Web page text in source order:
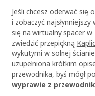
Jeśli chcesz oderwać się
i zobaczyć
się na wirtualny spacer w
zwiedzić przepiękną
wykutymi w solnej ścianie
uzupełniona krótkim
przewodnika, byś mógł
wyprawie z